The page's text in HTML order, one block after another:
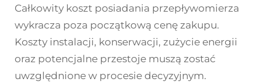
Całkowity koszt posiadania przepływomierza
wykracza poza początkową cenę zakupu.
Koszty instalacji, konserwacji, zużycie energii
oraz potencjalne przestoje muszą zostać
uwzględnione w procesie decyzyjnym.